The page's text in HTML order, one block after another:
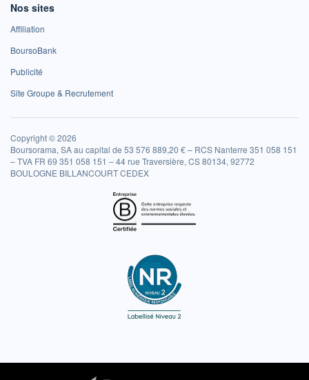
Nos sites
Affiliation
BoursoBank
Publicité
Site Groupe & Recrutement
Copyright © 2026
Boursorama, SA au capital de 53 576 889,20 € – RCS Nanterre 351 058 151
– TVA FR 69 351 058 151 – 44 rue Traversière, CS 80134, 92772
BOULOGNE BILLANCOURT CEDEX